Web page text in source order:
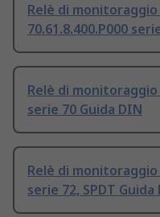
Relè di monitoraggio
70.61.8.400.P000
Relè di monitoraggio
serie 70 Guida DIN
Relè di monitoraggio
serie 72, SPDT Guida